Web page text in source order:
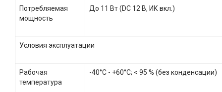
Потребляемая
мощность
До 11 Вт (DC 12 В, ИК вкл.)
Условия эксплуатации
Рабочая
температура
-40°C - +60°C; < 95 % (без конденсации)